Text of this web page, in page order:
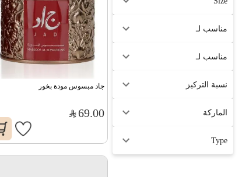
مناسب لـ
مناسب لـ
نسبة التركيز
الماركة
Type
جاد مبسوس مودة بخور
69.00